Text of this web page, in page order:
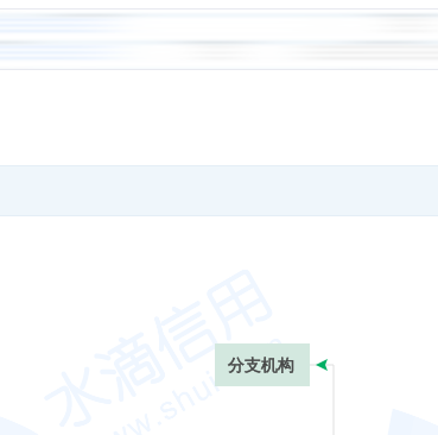
分支机构